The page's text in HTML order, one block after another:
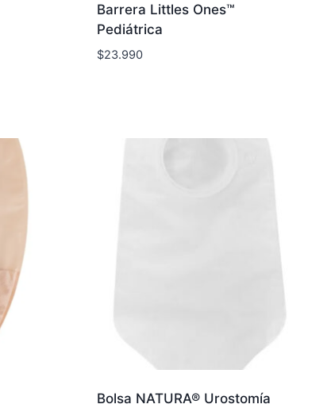
Barrera Littles Ones™
Pediátrica
$23.990
Bolsa NATURA® Urostomía